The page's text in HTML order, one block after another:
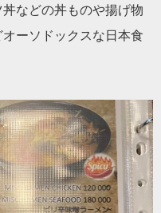
などの丼ものや揚げ物
ーソドックスな日本食